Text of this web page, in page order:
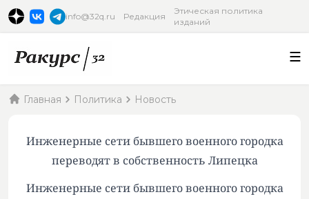
info@32q.ru Редакция
Этическая политика
изданий
Главная Политика Новость
Инженерные сети бывшего военного городка
переводят в собственность Липецка
Инженерные сети бывшего военного городка